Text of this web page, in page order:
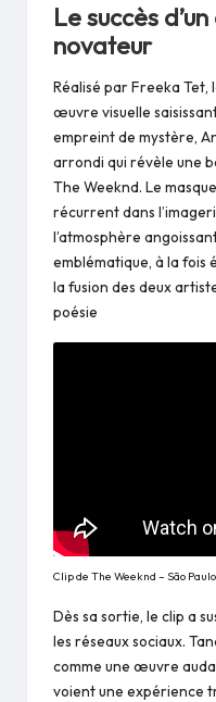
Le succès
novateur
Réalisé par Freeka Tet,
œuvre visuelle
empreint de mystère,
arrondi qui révèle une
The Weeknd. Le
récurrent dans
l’atmosphère
emblématique, à la fois
la fusion des deux
poésie​
Clip de The Weeknd – São
Dès sa sortie, le clip a
les réseaux sociaux.
comme une œuvre
voient une expérience